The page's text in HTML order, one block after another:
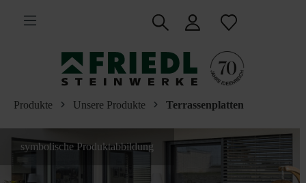
springen
Produkte Unsere Produkte Terrassenplatten
symbolische Produktabbildung